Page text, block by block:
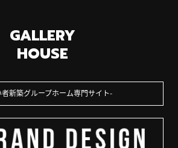
GALLERY
HOUSE
者新築グループホーム専門サイト